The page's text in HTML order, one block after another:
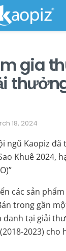
gia
18, 2024
ngũ Kaopiz
Khuê 2024,
các sản phẩm
trong gần
danh tại giải
2023) cho